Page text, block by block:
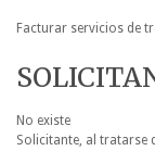
Facturar servicios de
No existe
Solicitante, al tratarse